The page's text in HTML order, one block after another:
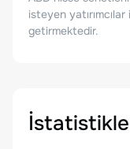
isteyen
getirmektedir.